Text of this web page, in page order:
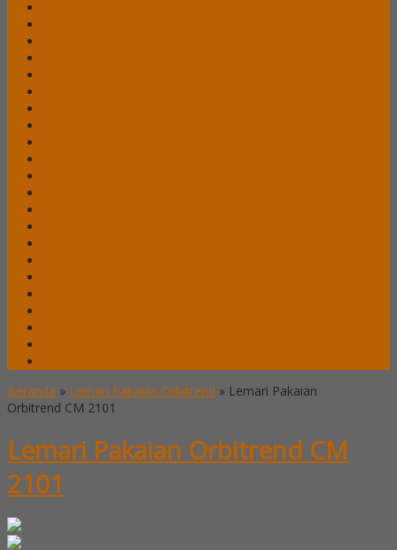
Beranda » Lemari Pakaian Orbitrend » Lemari Pakaian
Orbitrend CM 2101
Lemari Pakaian Orbitrend CM
2101